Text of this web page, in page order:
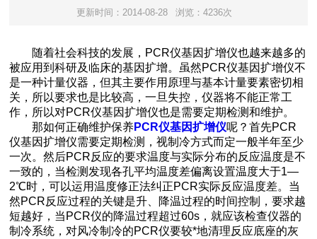
更新时间：2014-08-28 浏览：4236次
随着社会科技的发展，PCR仪基因扩增仪也越来越多的
被应用到科研及临床的基因扩增。虽然PCR仪基因扩增仪不
是一种计量仪器，但其主要作用原理与基本计量要素密切相
关，所以要求也是比较高，一旦失控，仪器将不能正常工
作，所以对PCR仪基因扩增仪也是需要定期检测和维护。
那如何正确维护保养PCR仪基因扩增仪呢？首先PCR
仪基因扩增仪需要定期检测，视制冷方式而定一般半年至少
一次。然后PCR反应的要求温度与实际分布的反应温度是不
一致的，当检测发现各孔平均温度差偏离设置温度大于1—
2℃时，可以运用温度修正法纠正PCR实际反应温度差。当
然PCR反应过程的关键是升、降温过程的时间控制，要求越
短越好，当PCR仪的降温过程超过60s，就应该检查仪器的
制冷系统，对风冷制冷的PCR仪要较*地清理反应底座的灰